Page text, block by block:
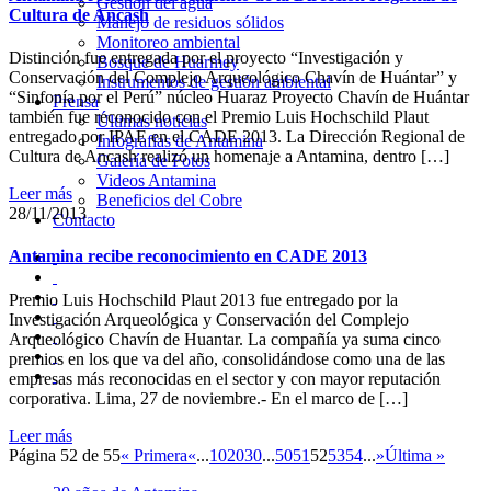
Manejo de residuos sólidos
Monitoreo ambiental
Bosque de Huarmey
Instrumentos de gestión ambiental
Prensa
Últimas noticias
Infografías de Antamina
Galería de Fotos
Videos Antamina
Beneficios del Cobre
Contacto
Cultura de Ancash
Distinción fue entregada por el proyecto “Investigación y
Conservación del Complejo Arqueológico Chavín de Huántar” y
“Sinfonía por el Perú” núcleo Huaraz Proyecto Chavín de Huántar
también fue reconocido con el Premio Luis Hochschild Plaut
entregado por IPAE en el CADE 2013. La Dirección Regional de
Cultura de Ancash realizó un homenaje a Antamina, dentro […]
Leer más
28/11/2013
Antamina recibe reconocimiento en CADE 2013
Premio Luis Hochschild Plaut 2013 fue entregado por la
Investigación Arqueológica y Conservación del Complejo
Arqueológico Chavín de Huantar. La compañía ya suma cinco
premios en los que va del año, consolidándose como una de las
empresas más reconocidas en el sector y con mayor reputación
corporativa. Lima, 27 de noviembre.- En el marco de […]
Leer más
Página 52 de 55« Primera«...102030...5051 525354...»Última »